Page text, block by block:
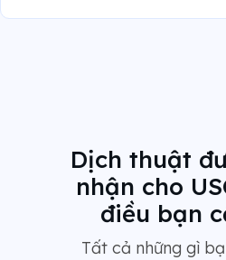
Dịch thuật
nhận cho
điều bạn
Tất cả những gì